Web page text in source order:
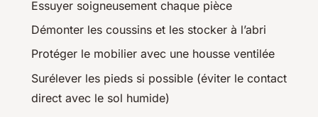
Essuyer soigneusement chaque pièce
Démonter les coussins et les stocker à l’abri
Protéger le mobilier avec une housse ventilée
Surélever les pieds si possible (éviter le contact
direct avec le sol humide)